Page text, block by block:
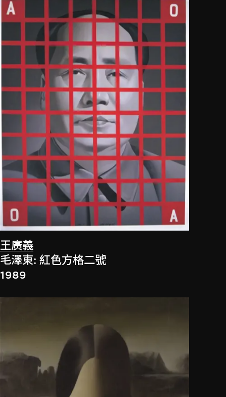
王廣義
毛澤東: 紅色方格二號
1989